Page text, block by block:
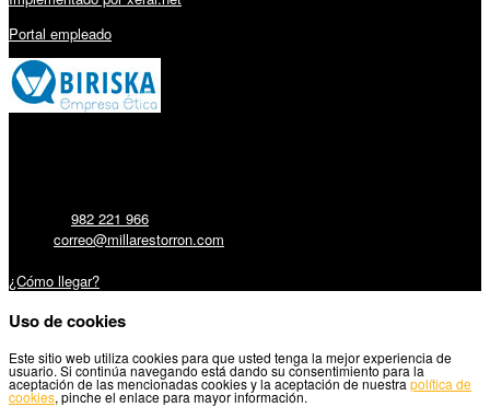
Portal empleado
982 221 966
correo@millarestorron.com
¿Cómo llegar?
Uso de cookies
Este sitio web utiliza cookies para que usted tenga la mejor experiencia de
usuario. Si continúa navegando está dando su consentimiento para la
aceptación de las mencionadas cookies y la aceptación de nuestra política de
cookies, pinche el enlace para mayor información.